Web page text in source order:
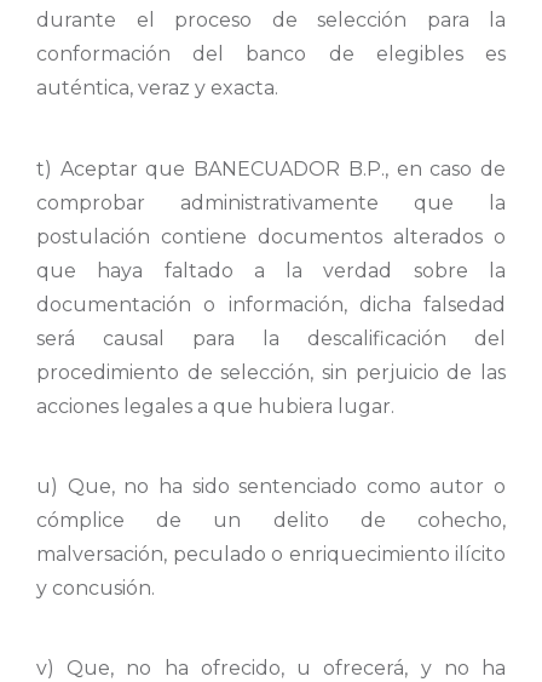
durante el proceso de selección para la
conformación del banco de elegibles es
auténtica, veraz y exacta.
t) Aceptar que BANECUADOR B.P., en caso de
comprobar administrativamente que la
postulación contiene documentos alterados o
que haya faltado a la verdad sobre la
documentación o información, dicha falsedad
será causal para la descalificación del
procedimiento de selección, sin perjuicio de las
acciones legales a que hubiera lugar.
u) Que, no ha sido sentenciado como autor o
cómplice de un delito de cohecho,
malversación, peculado o enriquecimiento ilícito
y concusión.
v) Que, no ha ofrecido, u ofrecerá, y no ha